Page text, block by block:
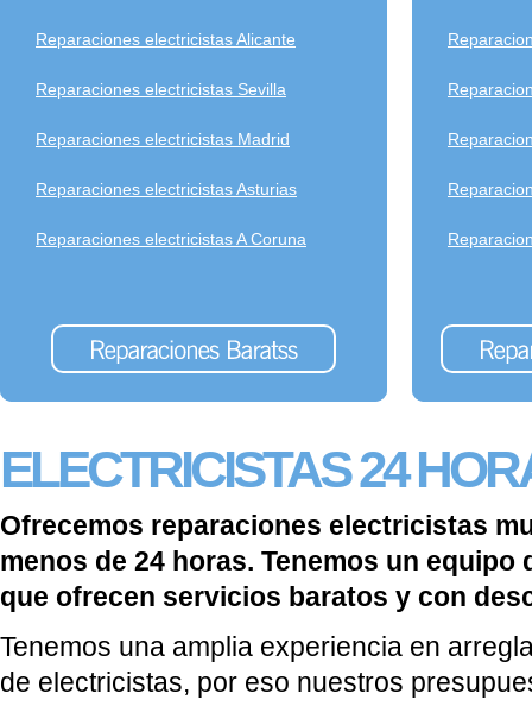
Reparaciones electricistas Alicante
Reparaciones electricistas Sevilla
Reparaciones electricistas Madrid
Reparaciones electricistas Asturias
Reparaciones electricistas A Coruna
ELECTRICISTAS 24
Ofrecemos reparaciones electricistas
menos de 24 horas. Tenemos un equipo
que ofrecen servicios baratos y con
Tenemos una amplia experiencia en
de electricistas, por eso nuestros